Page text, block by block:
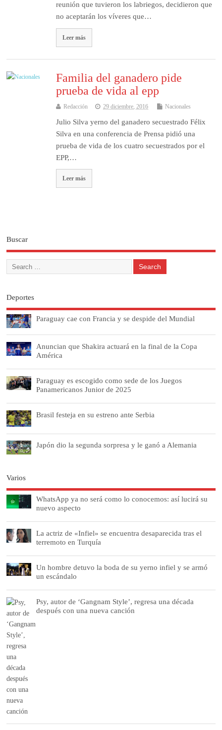
reunión que tuvieron los labriegos, decidieron que
no aceptarán los víveres que…
Leer más
Familia del ganadero pide
prueba de vida al epp
Redacción 29 diciembre, 2016 Nacionales
Julio Silva yerno del ganadero secuestrado Félix
Silva en una conferencia de Prensa pidió una
prueba de vida de los cuatro secuestrados por el
EPP,…
Leer más
Buscar
Deportes
Paraguay cae con Francia y se despide del Mundial
Anuncian que Shakira actuará en la final de la Copa
América
Paraguay es escogido como sede de los Juegos
Panamericanos Junior de 2025
Brasil festeja en su estreno ante Serbia
Japón dio la segunda sorpresa y le ganó a Alemania
Varios
WhatsApp ya no será como lo conocemos: así lucirá su
nuevo aspecto
La actriz de «Infiel» se encuentra desaparecida tras el
terremoto en Turquía
Un hombre detuvo la boda de su yerno infiel y se armó
un escándalo
Psy, autor de ‘Gangnam Style’, regresa una década
después con una nueva canción